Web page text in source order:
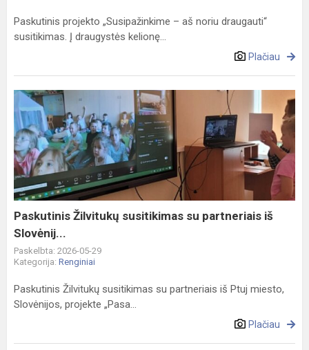
Paskutinis projekto „Susipažinkime – aš noriu draugauti“
susitikimas. Į draugystės kelionę...
Plačiau
Paskutinis
Žilvitukų
susitikimas
su
partneriais
iš
Slovėnij...
Paskutinis Žilvitukų susitikimas su partneriais iš
Slovėnij...
Paskelbta: 2026-05-29
Kategorija: Renginiai
Paskutinis Žilvitukų susitikimas su partneriais iš Ptuj miesto,
Slovėnijos, projekte „Pasa...
Plačiau